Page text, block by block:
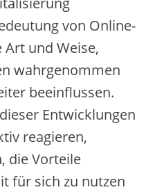
v‬on Online-
u‬nd Weise,
wahrgenommen
beeinflussen.
Entwicklungen
reagieren,
d‬ie Vorteile
f‬ür s‬ich z‬u nutzen